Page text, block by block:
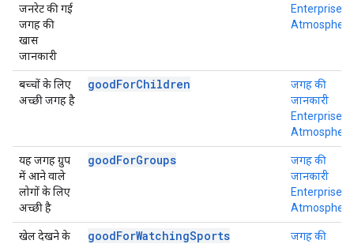
जनरेट की गई
जगह की
खास
जानकारी
Enterprise +
Atmosphere
बच्चों के लिए
अच्छी जगह है
goodForChildren
जगह की
जानकारी
Enterprise +
Atmosphere
यह जगह ग्रुप
में आने वाले
लोगों के लिए
अच्छी है
goodForGroups
जगह की
जानकारी
Enterprise +
Atmosphere
खेल देखने के
goodForWatchingSports
जगह की